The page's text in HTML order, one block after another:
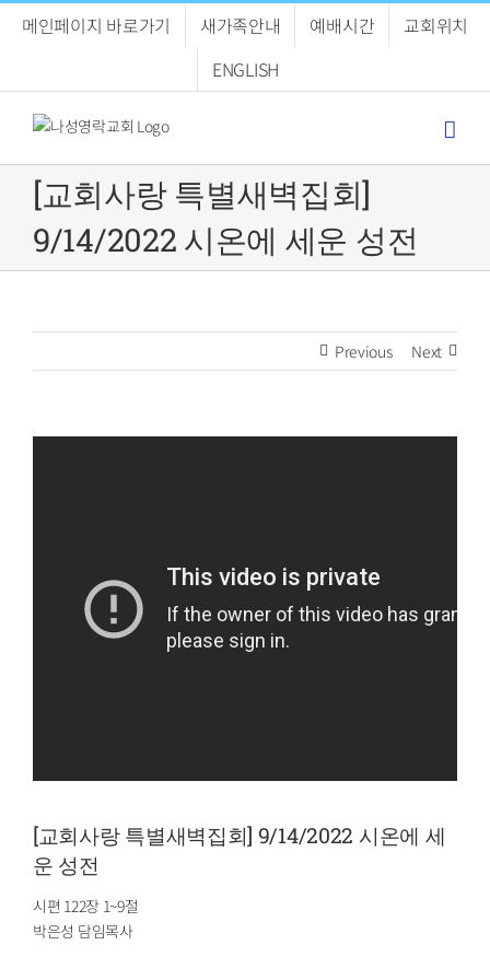
메인페이지 바로가기 새가족안내 예배시간
교회위치
ENGLISH
[교회사랑 특별새벽집회]
9/14/2022 시온에 세운 성전
Previous Next
[교회사랑 특별새벽집회] 9/14/2022 시온에 세
운 성전
시편 122장 1~9절
박은성 담임목사